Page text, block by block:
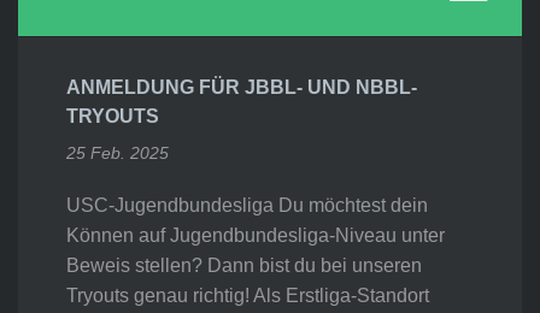
ANMELDUNG FÜR JBBL- UND NBBL-
TRYOUTS
25 Feb. 2025
USC-Jugendbundesliga Du möchtest dein
Können auf Jugendbundesliga-Niveau unter
Beweis stellen? Dann bist du bei unseren
Tryouts genau richtig! Als Erstliga-Standort